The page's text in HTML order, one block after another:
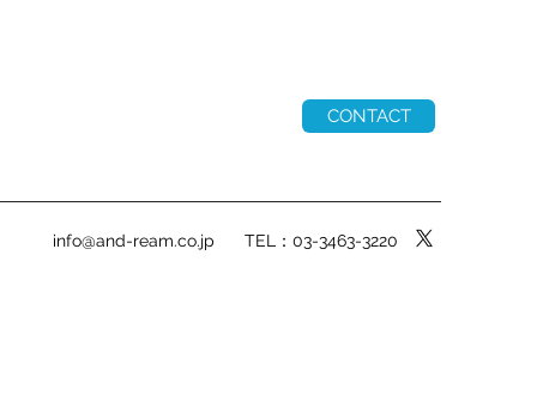
CONTACT
info@and-ream.co.jp TEL：03-3463-3220